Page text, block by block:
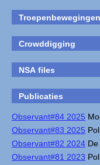
Troepenbewegingen
Crowddigging
NSA files
Publicaties
Observant#84 2025
Observant#83 2025
Observant#82 2024
Observant#81 2023